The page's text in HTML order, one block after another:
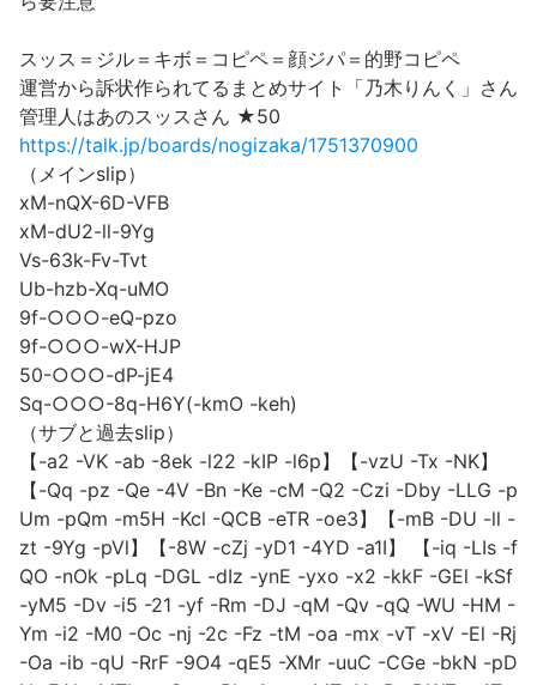
スッス＝ジル＝キボ＝コピペ＝顔ジパ＝的野コピペ
運営から訴状作られてるまとめサイト「乃木りんく」さん
管理人はあのスッスさん ★50
https://talk.jp/boards/nogizaka/1751370900
（メインslip）
xM-nQX-6D-VFB
xM-dU2-ll-9Yg
Vs-63k-Fv-Tvt
Ub-hzb-Xq-uMO
9f-○○○-eQ-pzo
9f-○○○-wX-HJP
50-○○○-dP-jE4
Sq-○○○-8q-H6Y(-kmO -keh)
（サブと過去slip）
【-a2 -VK -ab -8ek -l22 -kIP -l6p】【-vzU -Tx -NK】
【-Qq -pz -Qe -4V -Bn -Ke -cM -Q2 -Czi -Dby -LLG -p
Um -pQm -m5H -Kcl -QCB -eTR -oe3】【-mB -DU -ll -
zt -9Yg -pVl】【-8W -cZj -yD1 -4YD -a1I】 【-iq -LIs -f
QO -nOk -pLq -DGL -dIz -ynE -yxo -x2 -kkF -GEl -kSf
-yM5 -Dv -i5 -21 -yf -Rm -DJ -qM -Qv -qQ -WU -HM -
Ym -i2 -M0 -Oc -nj -2c -Fz -tM -oa -mx -vT -xV -El -Rj
-Oa -ib -qU -RrF -9O4 -qE5 -XMr -uuC -CGe -bkN -pD